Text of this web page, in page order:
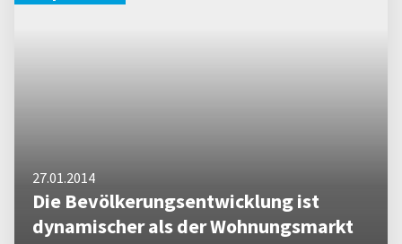
27.01.2014
Die Bevölkerungsentwicklung ist
dynamischer als der Wohnungsmarkt